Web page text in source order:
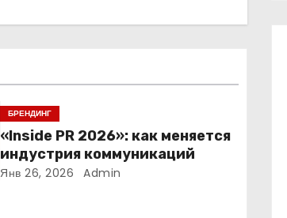
БРЕНДИНГ
«Inside PR 2026»: как меняется
индустрия коммуникаций
Янв 26, 2026 Admin